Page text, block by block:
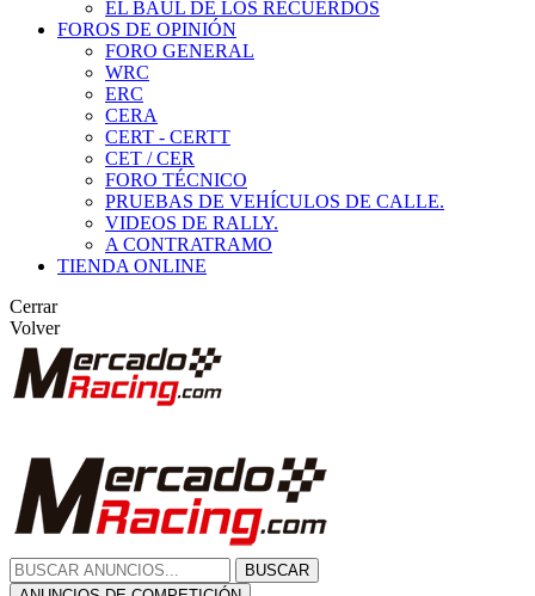
EL BAÚL DE LOS RECUERDOS
FOROS DE OPINIÓN
FORO GENERAL
WRC
ERC
CERA
CERT - CERTT
CET / CER
FORO TÉCNICO
PRUEBAS DE VEHÍCULOS DE CALLE.
VIDEOS DE RALLY.
A CONTRATRAMO
TIENDA ONLINE
Cerrar
Volver
BUSCAR
ANUNCIOS DE COMPETICIÓN